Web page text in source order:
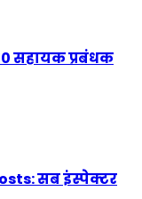
सहायक प्रबंधक
सब इंस्पेक्टर